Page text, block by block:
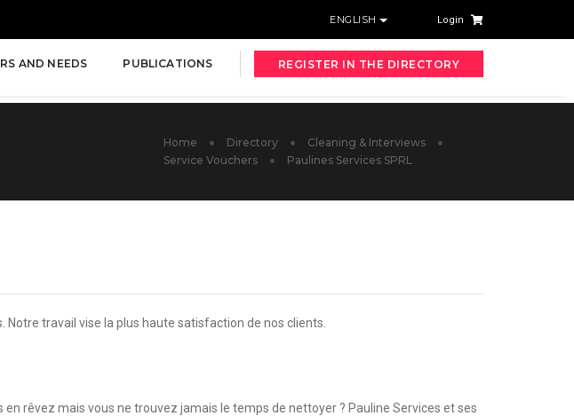
ENGLISH Login
AND NEEDS PUBLICATIONS REGISTER IN THE DIRECTORY
Home Directory
Cleaning & Interviews
Service Vouchers
Paulines Services SPRL
travail vise la plus haute satisfaction de nos clients.
rêvez mais vous ne trouvez jamais le temps de nettoyer ? Pauline Services et ses